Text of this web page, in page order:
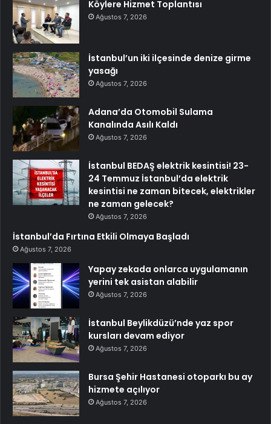
Köylere Hizmet Toplantısı
Ağustos 7, 2026
İstanbul’un iki ilçesinde denize girme
yasağı
Ağustos 7, 2026
Adana’da Otomobil Sulama
Kanalında Asılı Kaldı
Ağustos 7, 2026
İstanbul BEDAŞ elektrik kesintisi! 23-
24 Temmuz İstanbul’da elektrik
kesintisi ne zaman bitecek, elektrikler
ne zaman gelecek?
Ağustos 7, 2026
İstanbul’da Fırtına Etkili Olmaya Başladı
Ağustos 7, 2026
Yapay zekada onlarca uygulamanın
yerini tek asistan alabilir
Ağustos 7, 2026
İstanbul Beylikdüzü’nde yaz spor
kursları devam ediyor
Ağustos 7, 2026
Bursa Şehir Hastanesi otoparkı bu ay
hizmete açılıyor
Ağustos 7, 2026